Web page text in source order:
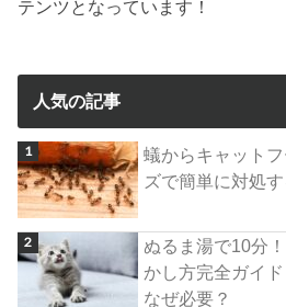
テンツとなっています！
人気の記事
蟻からキャット
ズで簡単に対処
ぬるま湯で10分
かし方完全ガイ
なぜ必要？